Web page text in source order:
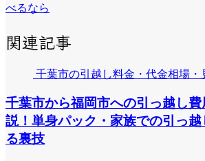
べるなら
関連記事
千葉市の引越し料金・代金相場・
千葉市から福岡市への引っ越し
説！単身パック・家族での引っ
る裏技